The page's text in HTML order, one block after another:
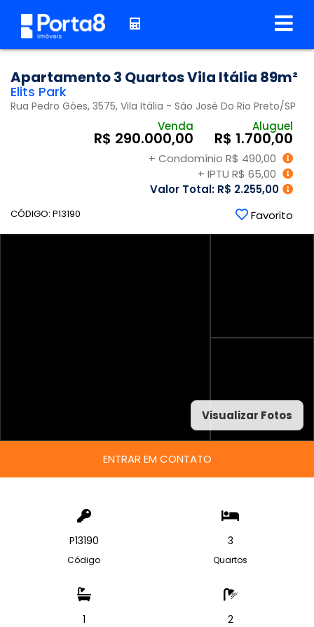
Apartamento 3 Quartos Vila Itália 89m²
Elits Park
Rua Pedro Góes, 3575, Vila Itália - São José Do Rio Preto/SP
Aluguel
R$ 1.700,00
Venda
R$ 290.000,00
+ Condomínio R$ 490,00
+ IPTU R$ 65,00
Valor Total: R$ 2.255,00
CÓDIGO: P13190 Favorito
Visualizar Fotos
ENTRAR EM CONTATO
P13190
Código
3
Quartos
1 2